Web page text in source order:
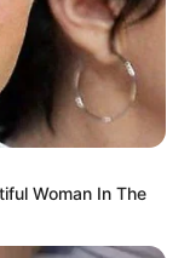
Woman In The